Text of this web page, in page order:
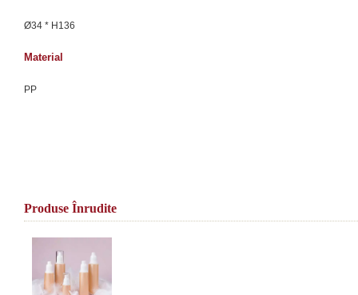
Ø34 * H136
Material
PP
Produse Înrudite